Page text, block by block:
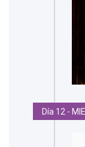
Día 12 - MIE.